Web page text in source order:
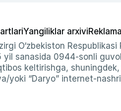
Yangiliklar arxiviReklama
O‘zbekiston
sanasida 0944-sonli
keltirishga,
yoki “Daryo” internet-